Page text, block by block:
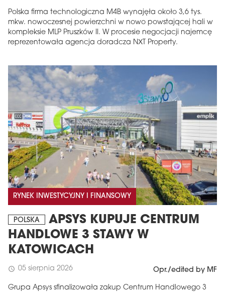
Polska firma technologiczna M4B wynajęła około 3,6 tys.
mkw. nowoczesnej powierzchni w nowo powstającej hali w
kompleksie MLP Pruszków II. W procesie negocjacji najemcę
reprezentowała agencja doradcza NXT Property.
RYNEK INWESTYCYJNY I FINANSOWY
POLSKA
APSYS KUPUJE CENTRUM
HANDLOWE 3 STAWY W
KATOWICACH
schedule 05 sierpnia 2026 Opr./edited by MF
Grupa Apsys sfinalizowała zakup Centrum Handlowego 3